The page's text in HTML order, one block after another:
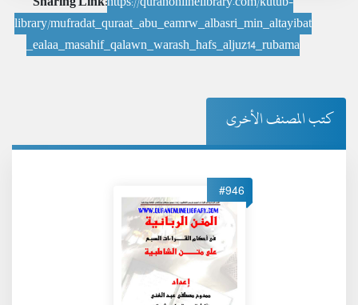
library/mufradat_quraat_abu_eamrw_albasri_min_altayibat
_ealaa_masahif_qalawn_warash_hafs_aljuz14_rubama
كتب المصنف الأخرى
#946